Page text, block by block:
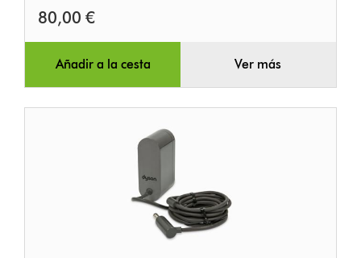
80,00 €
Añadir a la cesta Ver más